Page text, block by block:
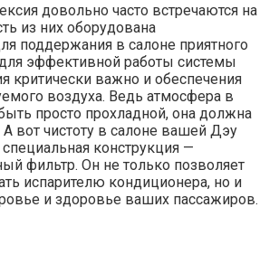
довольно часто встречаются на
из них оборудована
поддержания в салоне приятного
эффективной работы системы
критически важно и обеспечения
воздуха. Ведь атмосфера в
просто прохладной, она должна
вот чистоту в салоне вашей Дэу
конструкция —
фильтр. Он не только позволяет
испарителю кондиционера, но и
и здоровье ваших пассажиров.